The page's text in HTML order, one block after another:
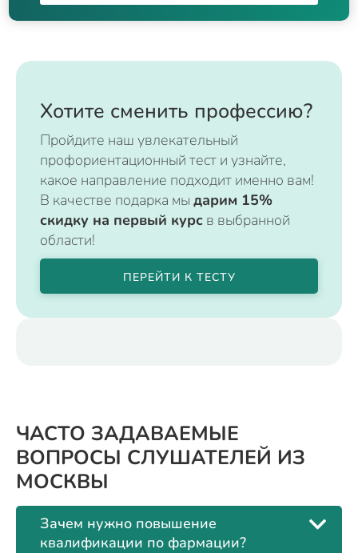
Хотите сменить профессию?
Пройдите наш увлекательный
профориентационный тест и узнайте,
какое направление подходит именно вам!
В качестве подарка мы дарим 15%
скидку на первый курс в выбранной
области!
ПЕРЕЙТИ К ТЕСТУ
ЧАСТО ЗАДАВАЕМЫЕ
ВОПРОСЫ СЛУШАТЕЛЕЙ ИЗ
МОСКВЫ
Зачем нужно повышение
квалификации по фармации?